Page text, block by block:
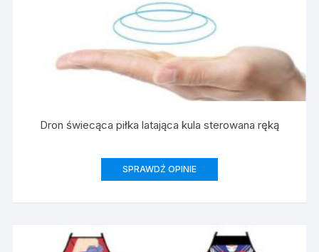
Dron świecąca piłka latająca kula sterowana ręką
SPRAWDŹ OPINIE